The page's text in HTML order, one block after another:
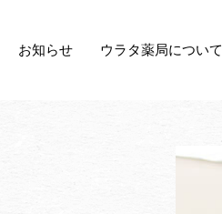
お知らせ ウラタ薬局について